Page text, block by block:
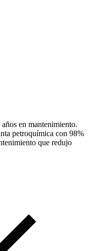
en mantenimiento.
petroquímica con 98%
que redujo